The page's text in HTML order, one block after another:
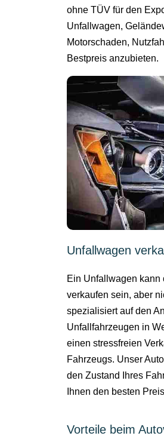
ohne TÜV für den
Unfallwagen,
Motorschaden,
Bestpreis anzubieten.
Unfallwagen
Ein Unfallwagen kann
verkaufen sein, aber
spezialisiert auf den
Unfallfahrzeugen in
einen stressfreien
Fahrzeugs. Unser
den Zustand Ihres
Ihnen den besten
Vorteile beim